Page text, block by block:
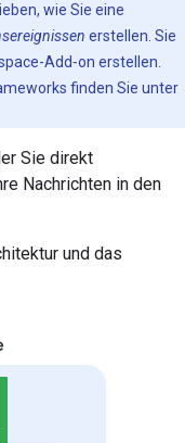
wie Sie eine
erstellen. Sie
Add‑on erstellen.
finden Sie unter
Sie direkt
Nachrichten in den
und das